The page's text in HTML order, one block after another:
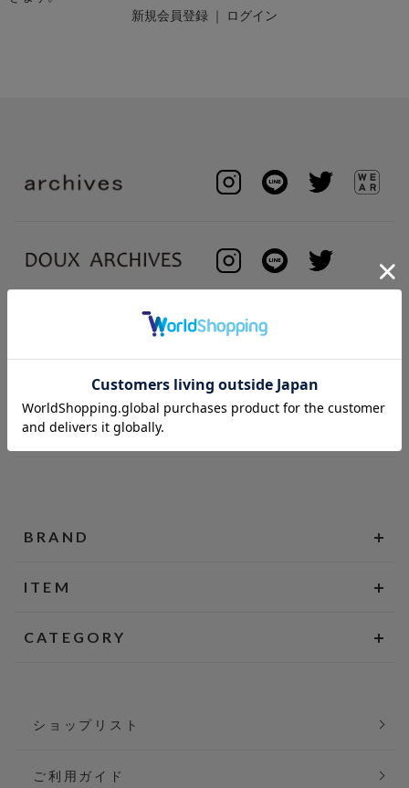
新規会員登録 ｜ ログイン
BRAND
ITEM
CATEGORY
ショップリスト
ご利用ガイド